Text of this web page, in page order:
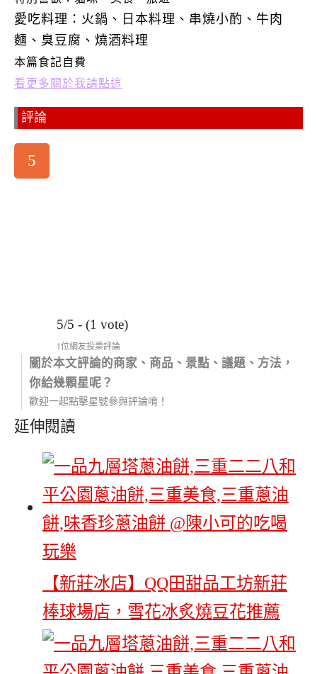
愛吃料理：火鍋、日本料理、串燒小酌、牛肉
麵、臭豆腐、燒酒料理
本篇食記自費
看更多關於我請點這
評論
5
5/5 - (1 vote)
1位網友投票評論
關於本文評論的商家、商品、景點、議題、方法，
你給幾顆星呢？
歡迎一起點擊星號參與評論唷！
延伸閱讀
【新莊冰店】QQ田甜品工坊新莊
棒球場店，雪花冰炙燒豆花推薦